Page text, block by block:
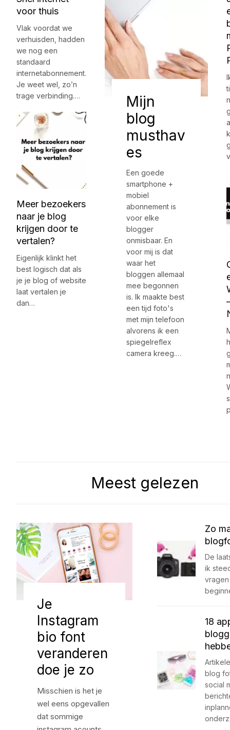
voor thuis
Vlak voordat we
verhuisden, hadden
we nog een
standaard
internetabonnement.
Je weet wel, zo’n
trage verbinding.…
Meer bezoekers
naar je blog
krijgen door te
vertalen?
Eigenlijk klinkt het
best logisch dat als
je je blog of website
laat vertalen je
dan…
Mijn
blog
musthav
es
Een goede
smartphone +
mobiel
abonnement is
voor elke
blogger
onmisbaar. En
voor mij is dat
waar het
bloggen allemaal
mee begonnen
is. Ik maakte best
een tijd foto's
met mijn telefoon
alvorens ik een
spiegelreflex
camera kreeg.…
Meest gelezen
Je
Instagram
bio font
veranderen
doe je zo
Misschien is het je
wel eens opgevallen
dat sommige
Zo
De
ik
18
blog
social